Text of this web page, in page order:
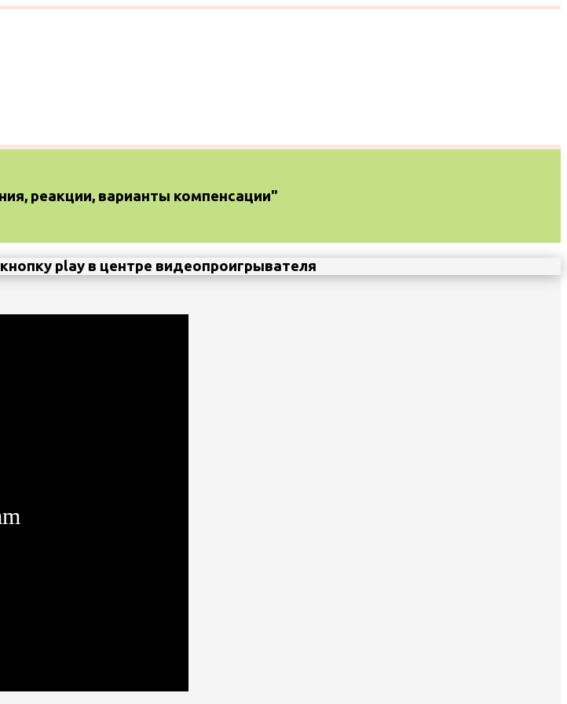
реакции, варианты компенсации"
play в центре видеопроигрывателя